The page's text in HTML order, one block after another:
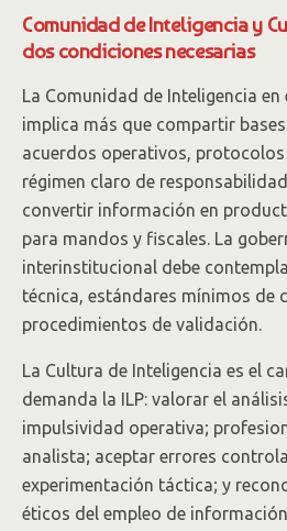
Comunidad de Inteligencia y
dos condiciones necesarias
La Comunidad de Inteligencia
implica más que compartir
acuerdos operativos,
régimen claro de
convertir información en
para mandos y fiscales. La
interinstitucional debe
técnica, estándares mínimos de
procedimientos de validación.
La Cultura de Inteligencia es el
demanda la ILP: valorar el
impulsividad operativa;
analista; aceptar errores
experimentación táctica; y
éticos del empleo de